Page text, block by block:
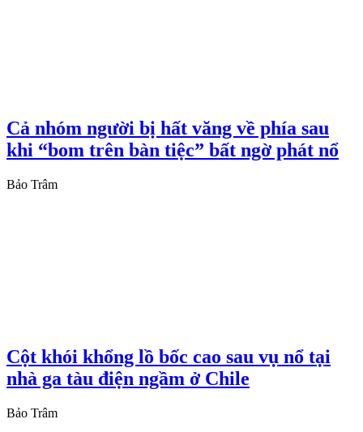
Cả nhóm người bị hất văng về phía sau
khi “bom trên bàn tiệc” bất ngờ phát nổ
Bảo Trâm
Cột khói khổng lồ bốc cao sau vụ nổ tại
nhà ga tàu điện ngầm ở Chile
Bảo Trâm